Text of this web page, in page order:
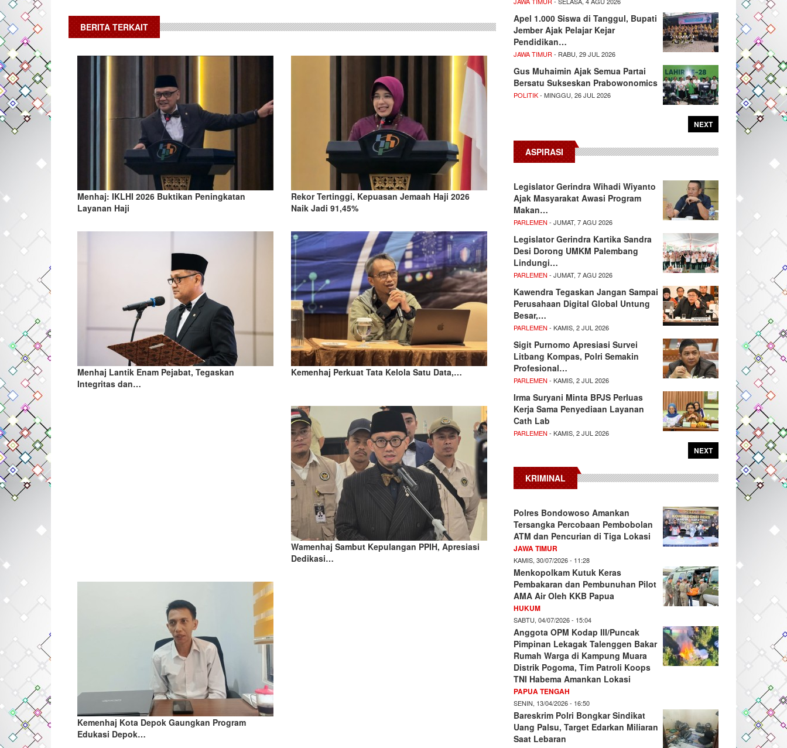
BERITA TERKAIT
Menhaj: IKLHI 2026 Buktikan Peningkatan
Layanan Haji
Rekor Tertinggi, Kepuasan Jemaah Haji 2026
Naik Jadi 91,45%
Menhaj Lantik Enam Pejabat, Tegaskan
Integritas dan…
Kemenhaj Perkuat Tata Kelola Satu Data,…
Wamenhaj Sambut Kepulangan PPIH, Apresiasi
Dedikasi…
Kemenhaj Kota Depok Gaungkan Program
Edukasi Depok…
Apel 1.000 Siswa di Tanggul, Bupati
Jember Ajak Pelajar Kejar
Pendidikan…
JAWA TIMUR - RABU, 29 JUL 2026
Gus Muhaimin Ajak Semua Partai
Bersatu Sukseskan Prabowonomics
POLITIK- MINGGU, 26 JUL 2026
NEXT
ASPIRASI
Legislator Gerindra Wihadi Wiyanto
Ajak Masyarakat Awasi Program
Makan…
PARLEMEN - JUMAT, 7 AGU 2026
Legislator Gerindra Kartika Sandra
Desi Dorong UMKM Palembang
Lindungi…
PARLEMEN - JUMAT, 7 AGU 2026
Kawendra Tegaskan Jangan Sampai
Perusahaan Digital Global Untung
Besar,…
PARLEMEN - KAMIS, 2 JUL 2026
Sigit Purnomo Apresiasi Survei
Litbang Kompas, Polri Semakin
Profesional…
PARLEMEN - KAMIS, 2 JUL 2026
Irma Suryani Minta BPJS Perluas
Kerja Sama Penyediaan Layanan
Cath Lab
PARLEMEN - KAMIS, 2 JUL 2026
NEXT
KRIMINAL
Polres Bondowoso Amankan
Tersangka Percobaan Pembobolan
ATM dan Pencurian di Tiga Lokasi
JAWA TIMUR
KAMIS, 30/07/2026 - 11:28
Menkopolkam Kutuk Keras
Pembakaran dan Pembunuhan Pilot
AMA Air Oleh KKB Papua
HUKUM
SABTU, 04/07/2026 - 15:04
Anggota OPM Kodap III/Puncak
Pimpinan Lekagak Talenggen Bakar
Rumah Warga di Kampung Muara
Distrik Pogoma, Tim Patroli Koops
TNI Habema Amankan Lokasi
PAPUA TENGAH
SENIN, 13/04/2026 - 16:50
Bareskrim Polri Bongkar Sindikat
Uang Palsu, Target Edarkan Miliaran
Saat Lebaran